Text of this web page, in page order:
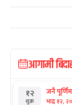
आगामी
१२
शुक्र
जनै
भाद्र १२,